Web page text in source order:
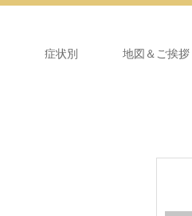
症状別 地図＆ご挨拶